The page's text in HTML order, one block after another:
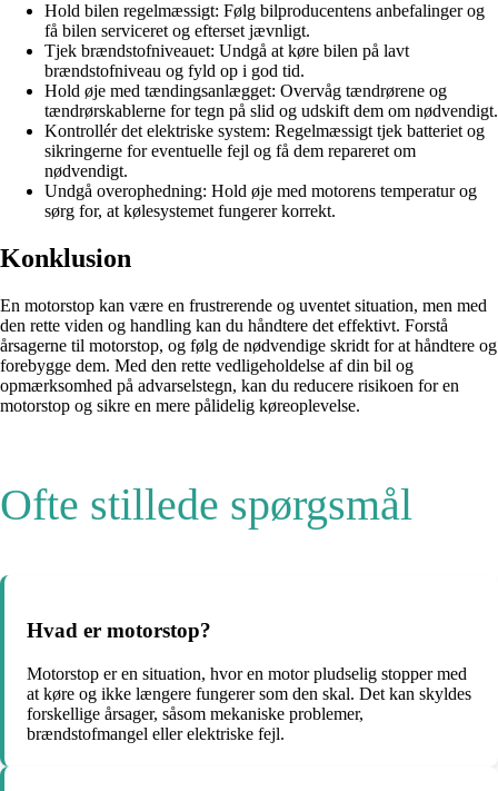
Hold bilen regelmæssigt: Følg bilproducentens anbefalinger og
få bilen serviceret og efterset jævnligt.
Tjek brændstofniveauet: Undgå at køre bilen på lavt
brændstofniveau og fyld op i god tid.
Hold øje med tændingsanlægget: Overvåg tændrørene og
tændrørskablerne for tegn på slid og udskift dem om nødvendigt.
Kontrollér det elektriske system: Regelmæssigt tjek batteriet og
sikringerne for eventuelle fejl og få dem repareret om
nødvendigt.
Undgå overophedning: Hold øje med motorens temperatur og
sørg for, at kølesystemet fungerer korrekt.
Konklusion
En motorstop kan være en frustrerende og uventet situation, men med
den rette viden og handling kan du håndtere det effektivt. Forstå
årsagerne til motorstop, og følg de nødvendige skridt for at håndtere og
forebygge dem. Med den rette vedligeholdelse af din bil og
opmærksomhed på advarselstegn, kan du reducere risikoen for en
motorstop og sikre en mere pålidelig køreoplevelse.
Ofte stillede spørgsmål
Hvad er motorstop?
Motorstop er en situation, hvor en motor pludselig stopper med
at køre og ikke længere fungerer som den skal. Det kan skyldes
forskellige årsager, såsom mekaniske problemer,
brændstofmangel eller elektriske fejl.